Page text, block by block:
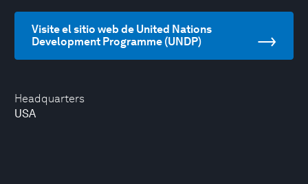
Headquarters
USA
Visite el sitio web de United Nations
Development Programme (UNDP)